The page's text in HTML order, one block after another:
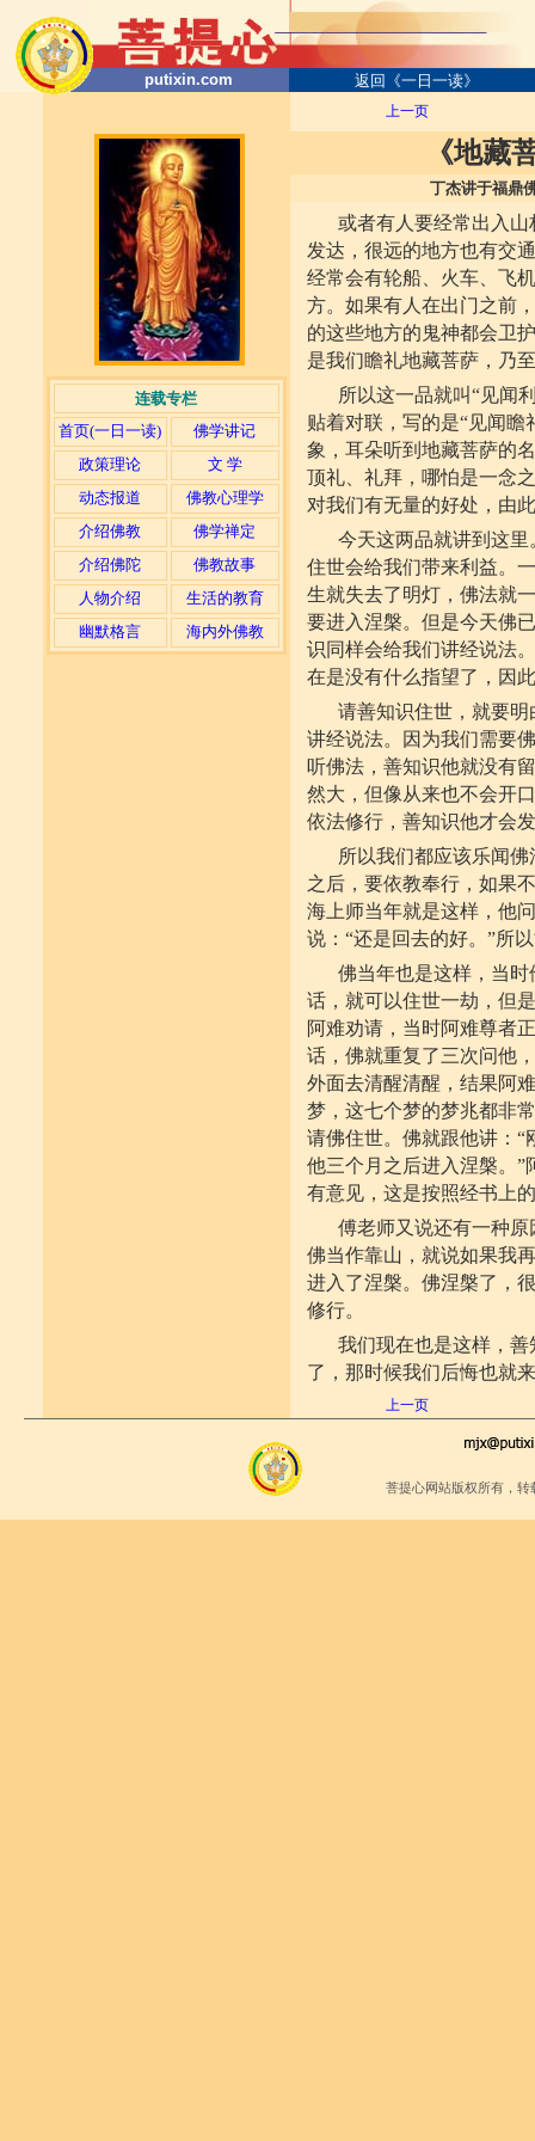
putixin.com 返回《一日一读》
连载专栏
首页(一日一读)
佛学讲记
政策理论
文 学
动态报道
佛教心理学
介绍佛教
佛学禅定
介绍佛陀
佛教故事
人物介绍
生活的教育
幽默格言
海内外佛教
上一页
《地藏
丁杰讲于福鼎佛协文教
或者有人要经常出入
发达，很远的地方也有交
经常会有轮船、火车、飞
方。如果有人在出门之前
的这些地方的鬼神都会卫
是我们瞻礼地藏菩萨，乃
所以这一品就叫“见闻
贴着对联，写的是“见闻
象，耳朵听到地藏菩萨的
顶礼、礼拜，哪怕是一念
对我们有无量的好处，由
今天这两品就讲到这
住世会给我们带来利益。
生就失去了明灯，佛法就
要进入涅槃。但是今天佛
识同样会给我们讲经说法
在是没有什么指望了，因
请善知识住世，就要
讲经说法。因为我们需要
听佛法，善知识他就没有
然大，但像从来也不会开
依法修行，善知识他才会
所以我们都应该乐闻
之后，要依教奉行，如果
海上师当年就是这样，他
说：“还是回去的好。”所
佛当年也是这样，当
话，就可以住世一劫，但
阿难劝请，当时阿难尊者
话，佛就重复了三次问他
外面去清醒清醒，结果阿
梦，这七个梦的梦兆都非
请佛住世。佛就跟他讲：
他三个月之后进入涅槃。
有意见，这是按照经书上
傅老师又说还有一种
佛当作靠山，就说如果我
进入了涅槃。佛涅槃了，
修行。
我们现在也是这样，
了，那时候我们后悔也就
上一页
菩提心网站版权所有，